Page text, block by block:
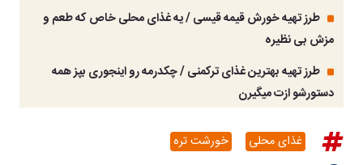
طرز تهیه خورش قیمه قیسی / یه غذای محلی خاص که طعم و
مزش بی نظیره
طرز تهیه بهترین غذای ترکمنی / چکدرمه رو اینجوری بپز همه
دستورشو ازت میگیرن
غذای محلی خورشت تره